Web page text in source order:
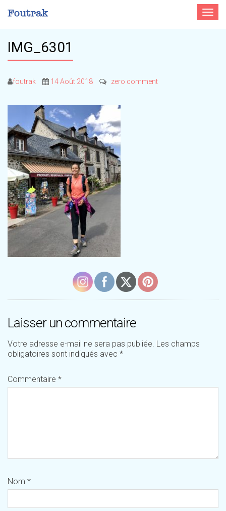
Toggle
IMG_6301
foutrak 14 Août 2018 zero comment
Laisser un commentaire
Votre adresse e-mail ne sera pas publiée. Les champs
obligatoires sont indiqués avec *
Commentaire *
Nom *